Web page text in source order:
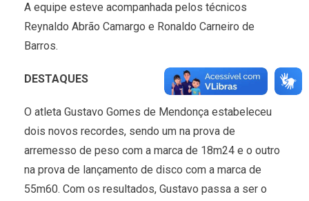
A equipe esteve acompanhada pelos técnicos
Reynaldo Abrão Camargo e Ronaldo Carneiro de
Barros.
DESTAQUES
O atleta Gustavo Gomes de Mendonça estabeleceu
dois novos recordes, sendo um na prova de
arremesso de peso com a marca de 18m24 e o outro
na prova de lançamento de disco com a marca de
55m60. Com os resultados, Gustavo passa a ser o